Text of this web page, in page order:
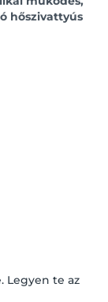
hőszivattyús
Legyen te az